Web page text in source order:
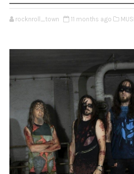
rocknroll_town 11 months ago